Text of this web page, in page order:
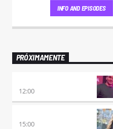
INFO AND EPISODES
PRÓXIMAMENTE
12:00
15:00